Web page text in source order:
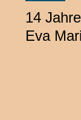
14
Eva